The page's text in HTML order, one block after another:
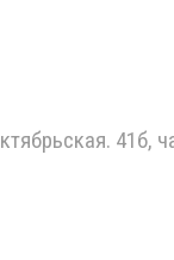
41б,